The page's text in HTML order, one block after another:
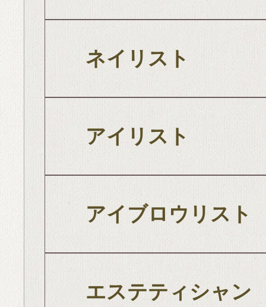
ネイリスト
アイリスト
アイブロウリスト
エステティシャン